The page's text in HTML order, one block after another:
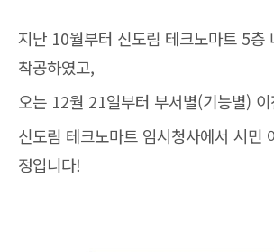
지난 10월부터 신도림 테크노마트 5층
착공하였고,
오는 12월 21일부터 부서별(기능별) 이
신도림 테크노마트 임시청사에서 시민
정입니다!